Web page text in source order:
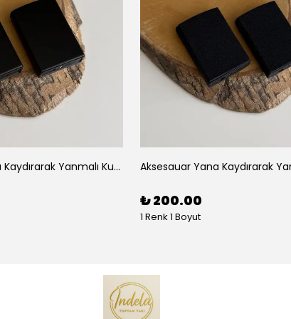
Aksesauar Yana Kaydırarak Yanmalı Kum Siyah Çakmak
₺ 200.00
1 Renk 1 Boyut